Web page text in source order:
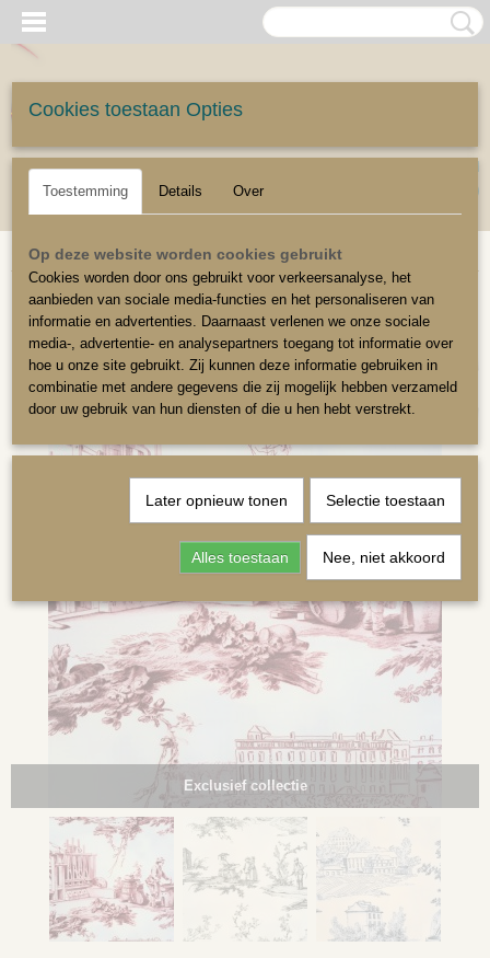
Inloggen Registreren
(0)
Home>Meubelstoffen>Meubelstoffen exclusief>Les toiles de jouy 2
Exclusief collectie
stalenboek in winkel
| KUSSENS OP MAAT
Cookies toestaan Opties
Toestemming Details Over
Op deze website worden cookies gebruikt
Cookies worden door ons gebruikt voor verkeersanalyse, het
aanbieden van sociale media-functies en het personaliseren van
informatie en advertenties. Daarnaast verlenen we onze sociale
media-, advertentie- en analysepartners toegang tot informatie over
hoe u onze site gebruikt. Zij kunnen deze informatie gebruiken in
combinatie met andere gegevens die zij mogelijk hebben verzameld
door uw gebruik van hun diensten of die u hen hebt verstrekt.
Later opnieuw tonen Selectie toestaan
Alles toestaan Nee, niet akkoord